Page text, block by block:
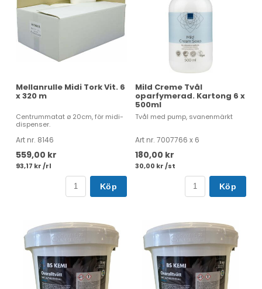
Mellanrulle Midi Tork Vit. 6
x 320 m
Centrummatat ø 20cm, för midi-
dispenser.
Art nr. 8146
559,00 kr
93,17 kr /rl
Köp
Mild Creme Tvål
oparfymerad. Kartong 6 x
500ml
Tvål med pump, svanenmärkt
Art nr. 7007766 x 6
180,00 kr
30,00 kr /st
Köp